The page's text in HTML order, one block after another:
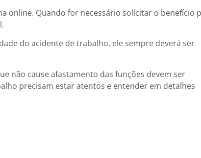
online. Quando for necessário solicitar o benefício
do acidente de trabalho, ele sempre deverá ser
não cause afastamento das funções devem ser
precisam estar atentos e entender em detalhes